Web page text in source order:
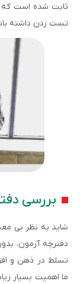
ثابت شده است که
تست زدن داشته
بررسی
شاید به نظر بی
دفترچه آزمون،
تسلط در ذهن و
ما اهمیت بسیار